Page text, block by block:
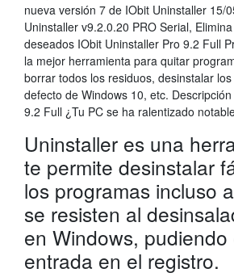
nueva versión 7 de IObit Uninstaller 15/
Uninstaller v9.2.0.20 PRO Serial,
deseados IObit Uninstaller Pro 9.2 Full
la mejor herramienta para quitar
borrar todos los residuos, desinstalar
defecto de Windows 10, etc.
9.2 Full ¿Tu PC se ha ralentizado
Uninstaller es una
te permite desinstalar
los programas incluso
se resisten al
en Windows, pudiendo
entrada en el registro.